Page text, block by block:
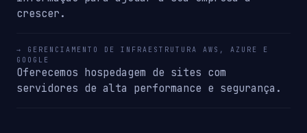
crescer.
→ GERENCIAMENTO DE INFRAESTRUTURA AWS, AZURE E
GOOGLE
Oferecemos hospedagem de sites com
servidores de alta performance e segurança.